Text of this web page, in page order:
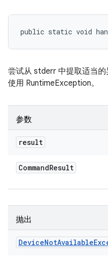
public static void
尝试从 stderr 中提取适当
使用 RuntimeException。
参数
result
CommandResult
抛出
DeviceNotAvailable